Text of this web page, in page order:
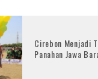
Cirebon Menjadi
Panahan Jawa